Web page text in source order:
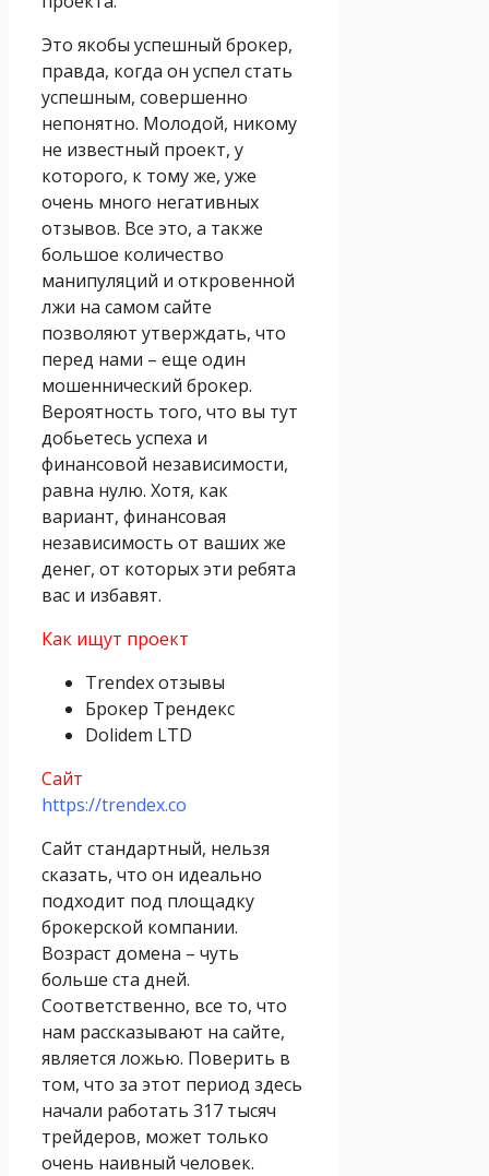
Это якобы успешный брокер,
правда, когда он успел стать
успешным, совершенно
непонятно. Молодой, никому
не известный проект, у
которого, к тому же, уже
очень много негативных
отзывов. Все это, а также
большое количество
манипуляций и откровенной
лжи на самом сайте
позволяют утверждать, что
перед нами – еще один
мошеннический брокер.
Вероятность того, что вы тут
добьетесь успеха и
финансовой независимости,
равна нулю. Хотя, как
вариант, финансовая
независимость от ваших же
денег, от которых эти ребята
вас и избавят.
Как ищут проект
Trendex отзывы
Брокер Трендекс
Dolidem LTD
Сайт
https://trendex.co
Сайт стандартный, нельзя
сказать, что он идеально
подходит под площадку
брокерской компании.
Возраст домена – чуть
больше ста дней.
Соответственно, все то, что
нам рассказывают на сайте,
является ложью. Поверить в
том, что за этот период здесь
начали работать 317 тысяч
трейдеров, может только
очень наивный человек.